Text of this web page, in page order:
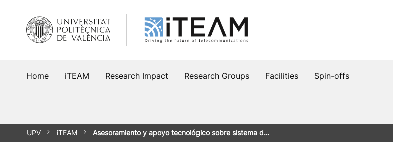
content
Home iTEAM Research Impact Research Groups Facilities Spin-offs
UPV iTEAM Asesoramiento y apoyo tecnológico sobre sistema d…